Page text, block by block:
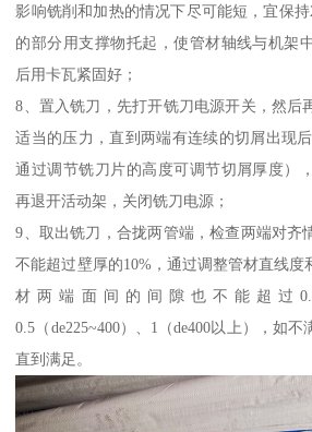
影响铣削和加热的情况下尽可能短，宜保
的部分用支撑物托起，使管材轴线与机架
后用卡瓦紧固好；
8、置入铣刀，先打开铣刀电源开关，然后
适当的压力，直到两端有连续的切屑出现
通过调节铣刀片的高度可调节切屑厚度）
再退开活动架，关闭铣刀电源；
9、取出铣刀，合拢两管端，检查两端对齐
不能超过壁厚的10%，通过调整管材直线度
材两端面间的间隙也不能超过
0.5（de225~400）、1（de400以上），如不
直到满足。